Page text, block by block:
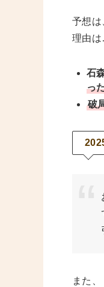
予想は
理由
石
っ
破
また、